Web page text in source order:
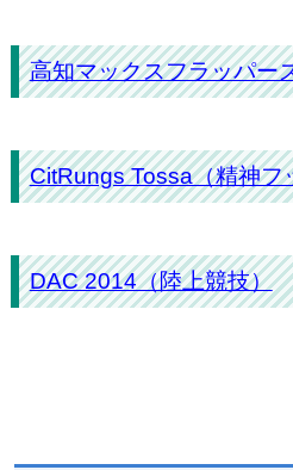
高知マックスフラッパー
CitRungs Tossa（精神フ
DAC 2014（陸上競技）